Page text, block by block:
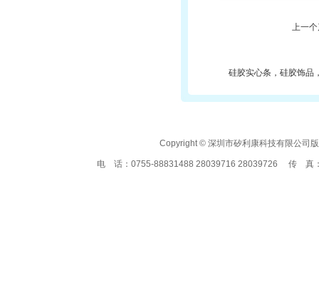
上一
硅胶实心条，硅胶饰品
Copyright © 深圳市矽利康科技有限公
电 话：0755-88831488 28039716 28039726 传 真